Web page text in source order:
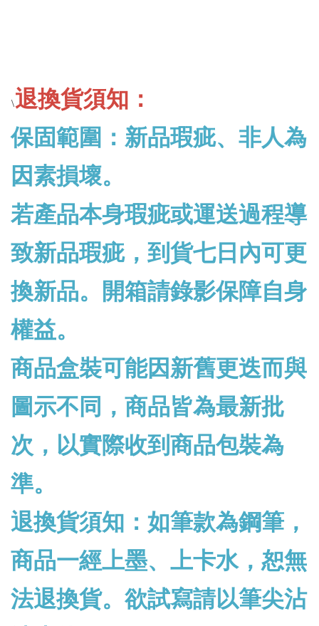
\退換貨須知：
保固範圍：新品瑕疵、非人為
因素損壞。
若產品本身瑕疵或運送過程導
致新品瑕疵，到貨七日內可更
換新品。開箱請錄影保障自身
權益。
商品盒裝可能因新舊更迭而與
圖示不同，商品皆為最新批
次，以實際收到商品包裝為
準。
退換貨須知：如筆款為鋼筆，
商品一經上墨、上卡水，恕無
法退換貨。欲試寫請以筆尖沾